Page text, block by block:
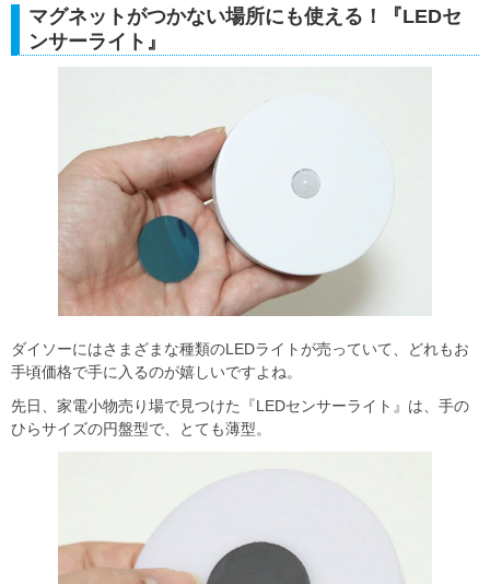
マグネットがつかない場所にも使える！『LEDセ
ンサーライト』
ダイソーにはさまざまな種類のLEDライトが売っていて、どれもお
手頃価格で手に入るのが嬉しいですよね。
先日、家電小物売り場で見つけた『LEDセンサーライト』は、手の
ひらサイズの円盤型で、とても薄型。